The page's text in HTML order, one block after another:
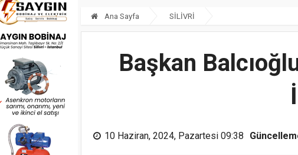
Ana Sayfa SİLİVRİ
Başkan
10 Haziran, 2024, Pazartesi 09:38